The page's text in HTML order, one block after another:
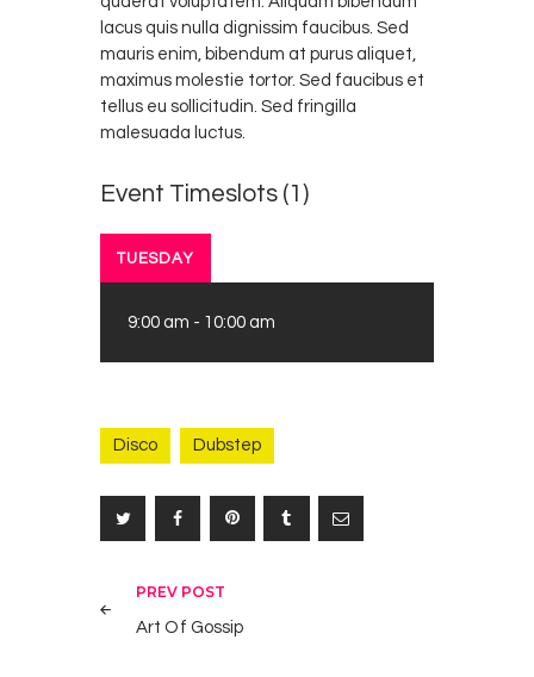
lacus quis nulla dignissim faucibus. Sed
mauris enim, bibendum at purus aliquet,
maximus molestie tortor. Sed faucibus et
tellus eu sollicitudin. Sed fringilla
malesuada luctus.
Event Timeslots (1)
TUESDAY
9:00 am - 10:00 am
Disco Dubstep
Post
navigation
PREV POST
Art Of Gossip